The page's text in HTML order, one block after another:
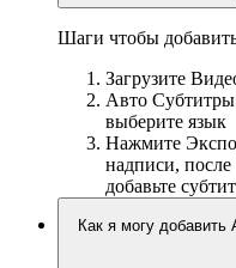
Шаги чтобы
Загрузите
Авто
выберите язык
Нажмите
надписи, после
добавьте
Как я могу добавить